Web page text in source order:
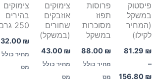
פיסטוק
במשקל
(המחיר
לקילו)
81.29 ₪
–
156.80 ₪
פרוסות
תפוז
מסוכרות
במשקל
88.00 ₪
מחיר כולל
מס
צימוקים
אוזבקים
שחורים
(במשקל)
43.00 ₪
מחיר כולל
מס
צימוקים
בהירים
250 גרם
32.00 ₪
מחיר כולל
מס